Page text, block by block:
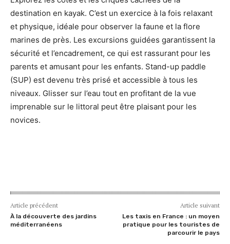
destination en kayak. C’est un exercice à la fois relaxant
et physique, idéale pour observer la faune et la flore
marines de près. Les excursions guidées garantissent la
sécurité et l’encadrement, ce qui est rassurant pour les
parents et amusant pour les enfants. Stand-up paddle
(SUP) est devenu très prisé et accessible à tous les
niveaux. Glisser sur l’eau tout en profitant de la vue
imprenable sur le littoral peut être plaisant pour les
novices.
Article précédent
À la découverte des jardins
méditerranéens
Article suivant
Les taxis en France : un moyen
pratique pour les touristes de
parcourir le pays